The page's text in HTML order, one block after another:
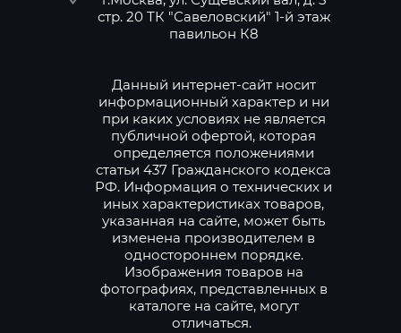
стр. 20 ТК "Савеловский" 1-й этаж
павильон К8
Данный интернет-сайт носит
информационный характер и ни
при каких условиях не является
публичной офертой, которая
определяется положениями
статьи 437 Гражданского кодекса
РФ. Информация о технических и
иных характеристиках товаров,
указанная на сайте, может быть
изменена производителем в
одностороннем порядке.
Изображения товаров на
фотографиях, представленных в
каталоге на сайте, могут
отличаться.